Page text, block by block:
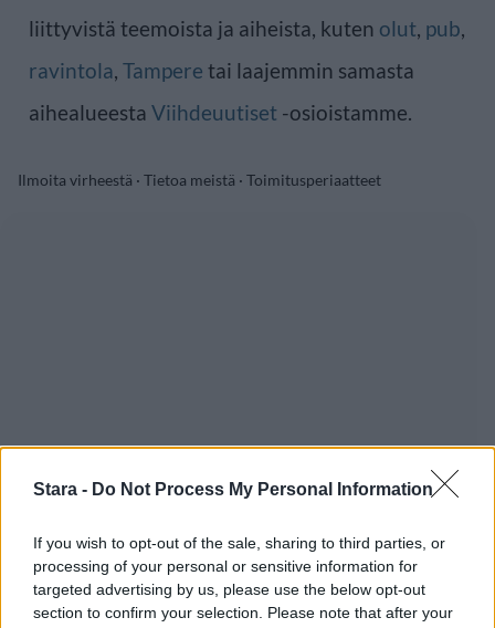
Stara - Do Not Process My Personal Information
If you wish to opt-out of the sale, sharing to third parties, or
processing of your personal or sensitive information for
targeted advertising by us, please use the below opt-out
section to confirm your selection. Please note that after your
liittyvistä teemoista ja aiheista, kuten olut, pub,
ravintola, Tampere tai laajemmin samasta
aihealueesta Viihdeuutiset -osioistamme.
Ilmoita virheestä · Tietoa meistä · Toimitusperiaatteet